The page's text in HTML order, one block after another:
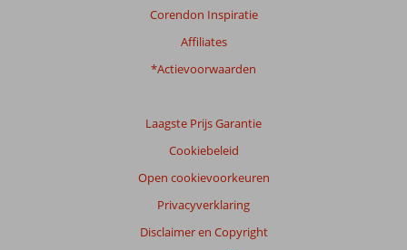
Corendon Inspiratie
Affiliates
*Actievoorwaarden
Laagste Prijs Garantie
Cookiebeleid
Open cookievoorkeuren
Privacyverklaring
Disclaimer en Copyright